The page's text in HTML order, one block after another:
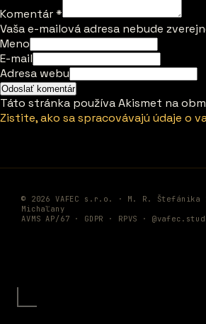
Komentár*
Vaša e-mailová adresa nebude
Meno
E-mail
Adresa webu
Táto stránka používa Akismet na
Zistite, ako sa spracovávajú údaje o
© 2026 VAFEC s.r.o. · M. R. Štefánika
Michaľany
AVMS AP/67 · GDPR · RPVS ·